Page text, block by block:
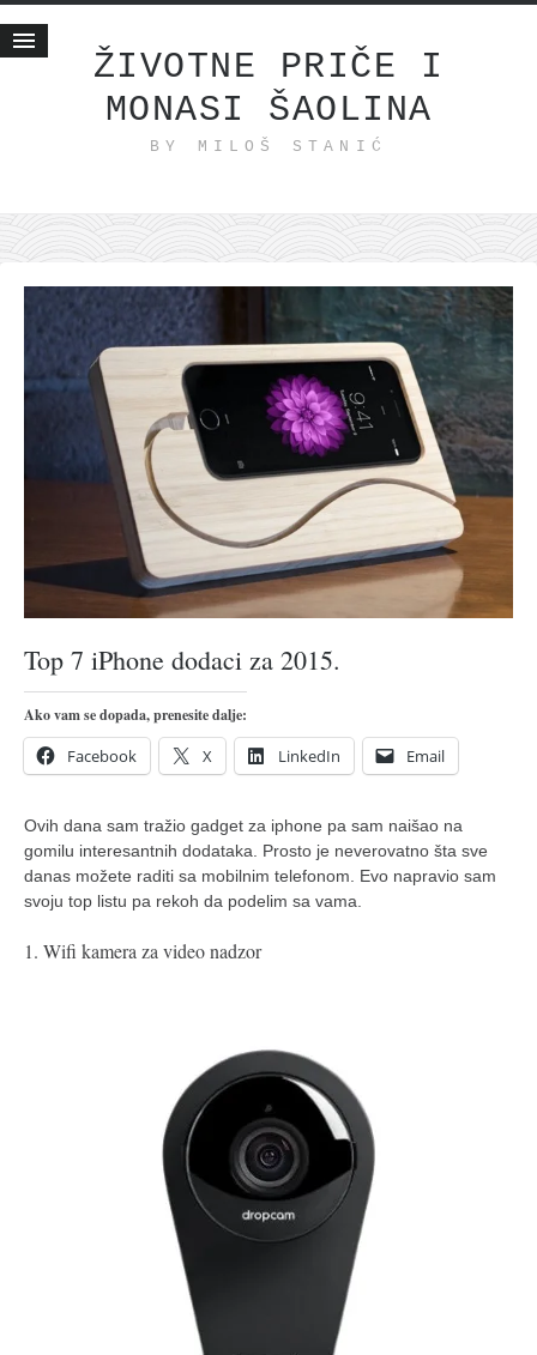
ŽIVOTNE PRIČE I
MONASI ŠAOLINA
BY MILOŠ STANIĆ
Životne priče
internet poslovanje
ishranom do zdravlja
moj haiku
momenti i mesta
bonus sadržaj
Svetlopis
zakonopravilo
duhovni otac
pravoslavlje
zabranjena istorija
ćirilica
porodične priče
kalendar srpski
azbuki i knjige
Okinava karate
najnovije na blogu
moje beleške
istorija karatea
kushanku
temashiwari
Top 7 iPhone dodaci za 2015.
Ako vam se dopada, prenesite dalje:
Facebook X LinkedIn Email
Ovih dana sam tražio gadget za iphone pa sam naišao na
gomilu interesantnih dodataka. Prosto je neverovatno šta sve
danas možete raditi sa mobilnim telefonom. Evo napravio sam
svoju top listu pa rekoh da podelim sa vama.
1. Wifi kamera za video nadzor